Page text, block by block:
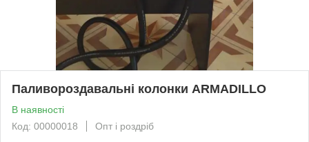
Паливороздавальні колонки ARMADILLO
В наявності
Код: 00000018
Опт і роздріб